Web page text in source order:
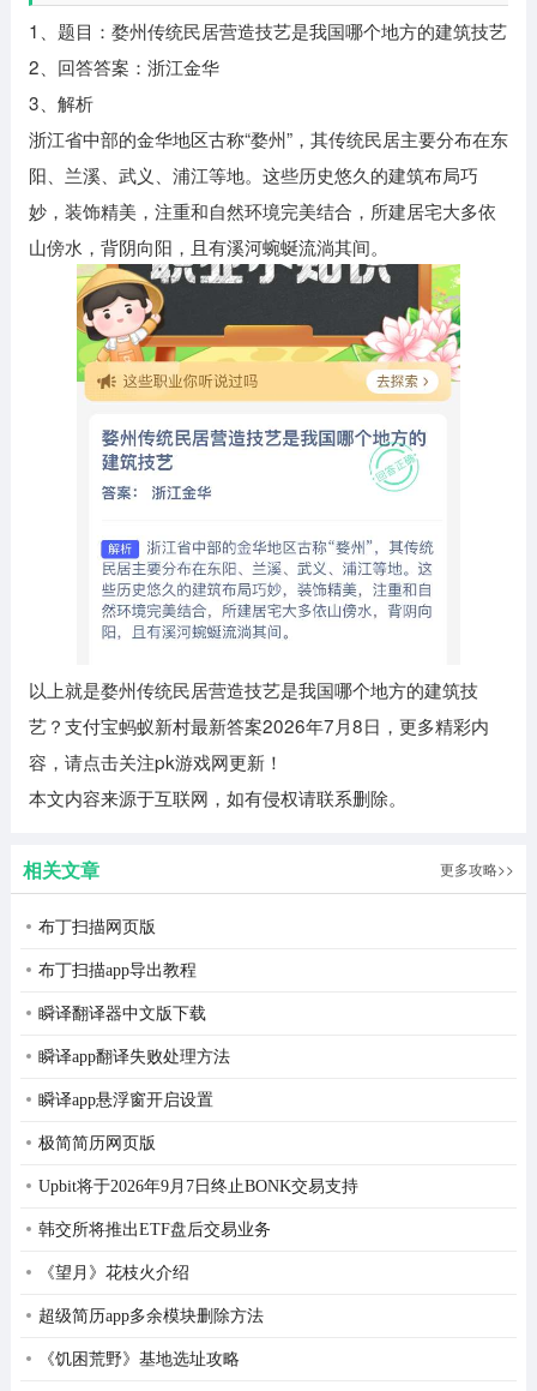
1、题目：婺州传统民居营造技艺是我国哪个地方的建筑技艺
2、回答答案：浙江金华
3、解析
浙江省中部的金华地区古称“婺州”，其传统民居主要分布在东
阳、兰溪、武义、浦江等地。这些历史悠久的建筑布局巧
妙，装饰精美，注重和自然环境完美结合，所建居宅大多依
山傍水，背阴向阳，且有溪河蜿蜒流淌其间。
以上就是婺州传统民居营造技艺是我国哪个地方的建筑技
艺？支付宝蚂蚁新村最新答案2026年7月8日，更多精彩内
容，请点击关注pk游戏网更新！
本文内容来源于互联网，如有侵权请联系删除。
相关文章 更多攻略>>
布丁扫描网页版
布丁扫描app导出教程
瞬译翻译器中文版下载
瞬译app翻译失败处理方法
瞬译app悬浮窗开启设置
极简简历网页版
Upbit将于2026年9月7日终止BONK交易支持
韩交所将推出ETF盘后交易业务
《望月》花枝火介绍
超级简历app多余模块删除方法
《饥困荒野》基地选址攻略